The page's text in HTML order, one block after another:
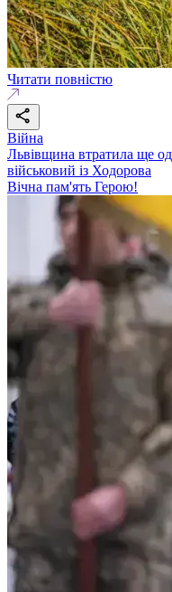
Читати повністю
Війна
Львівщина втратила ще
військовий із Ходорова
Вічна пам'ять Герою!